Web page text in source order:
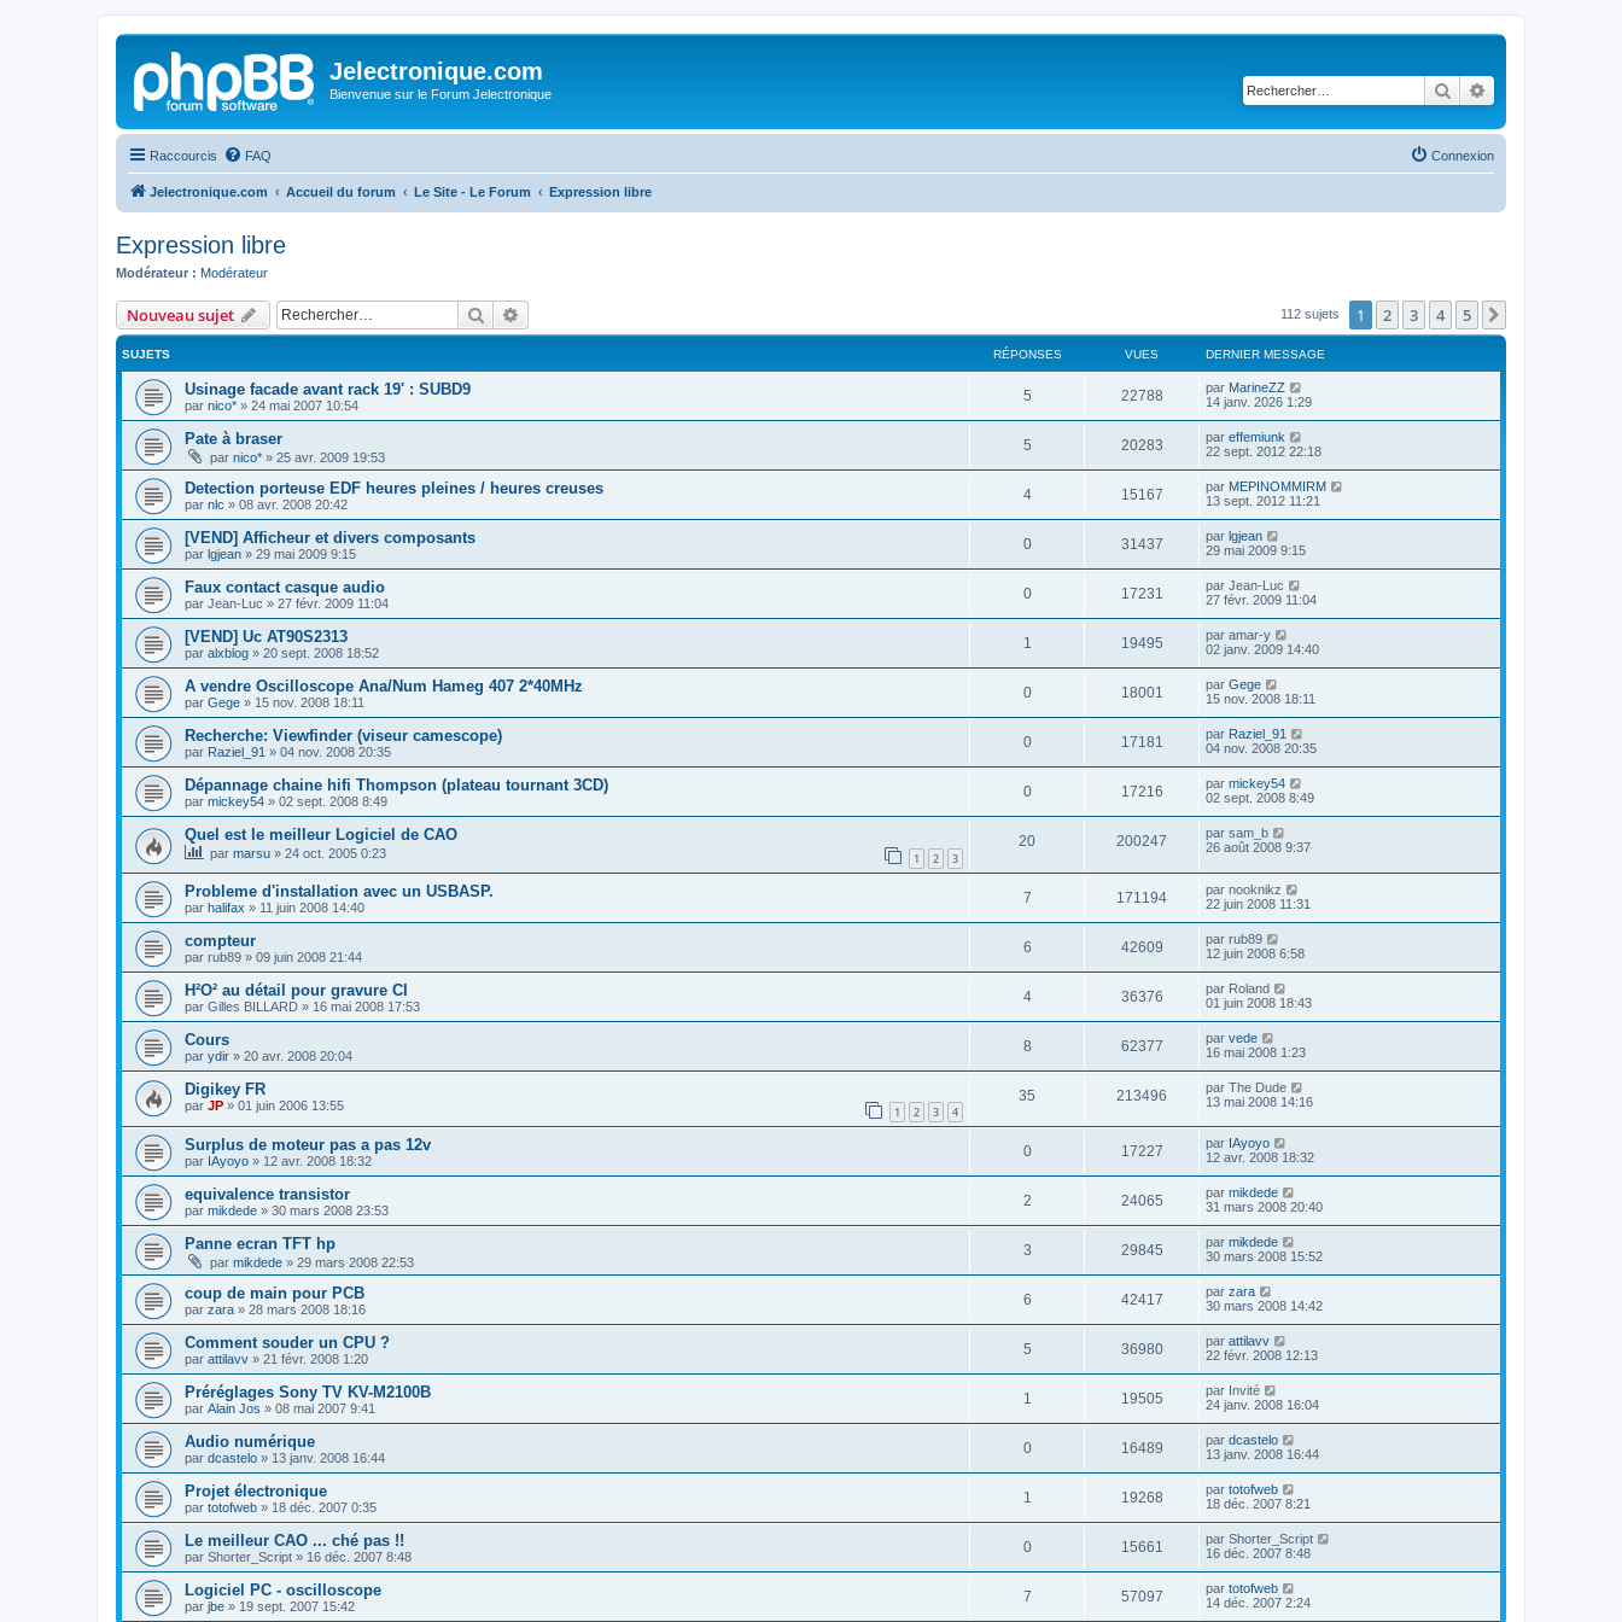
Jelectronique.com
Bienvenue sur le Forum Jelectronique Rechercher
Raccourcis FAQ Connexion
Jelectronique.com Accueil du forum Le Site - Le Forum Expression libre
Expression libre
Modérateur : Modérateur
Nouveau sujet Rechercher 112 sujets 1 2 3 4 5
SUJETS RÉPONSES VUES DERNIER MESSAGE
Usinage facade avant rack 19' : SUBD9
par nico* » 24 mai 2007 10:54
5 22788 par MarineZZ
14 janv. 2026 1:29
Pate à braser
par nico* » 25 avr. 2009 19:53
5 20283 par effemiunk
22 sept. 2012 22:18
Detection porteuse EDF heures pleines / heures creuses
par nlc » 08 avr. 2008 20:42
4 15167 par MEPINOMMIRM
13 sept. 2012 11:21
[VEND] Afficheur et divers composants
par lgjean » 29 mai 2009 9:15
0 31437 par lgjean
29 mai 2009 9:15
Faux contact casque audio
par Jean-Luc » 27 févr. 2009 11:04
0 17231 par Jean-Luc
27 févr. 2009 11:04
[VEND] Uc AT90S2313
par alxblog » 20 sept. 2008 18:52
1 19495 par amar-y
02 janv. 2009 14:40
A vendre Oscilloscope Ana/Num Hameg 407 2*40MHz
par Gege » 15 nov. 2008 18:11
0 18001 par Gege
15 nov. 2008 18:11
Recherche: Viewfinder (viseur camescope)
par Raziel_91 » 04 nov. 2008 20:35
0 17181 par Raziel_91
04 nov. 2008 20:35
Dépannage chaine hifi Thompson (plateau tournant 3CD)
par mickey54 » 02 sept. 2008 8:49
0 17216 par mickey54
02 sept. 2008 8:49
Quel est le meilleur Logiciel de CAO
par marsu » 24 oct. 2005 0:23 1 2 3
20 200247 par sam_b
26 août 2008 9:37
Probleme d'installation avec un USBASP.
par halifax » 11 juin 2008 14:40
7 171194 par nooknikz
22 juin 2008 11:31
compteur
par rub89 » 09 juin 2008 21:44
6 42609 par rub89
12 juin 2008 6:58
H²O² au détail pour gravure CI
par Gilles BILLARD » 16 mai 2008 17:53
4 36376 par Roland
01 juin 2008 18:43
Cours
par ydir » 20 avr. 2008 20:04
8 62377 par vede
16 mai 2008 1:23
Digikey FR
par JP » 01 juin 2006 13:55 1 2 3 4
35 213496 par The Dude
13 mai 2008 14:16
Surplus de moteur pas a pas 12v
par IAyoyo » 12 avr. 2008 18:32
0 17227 par IAyoyo
12 avr. 2008 18:32
equivalence transistor
par mikdede » 30 mars 2008 23:53
2 24065 par mikdede
31 mars 2008 20:40
Panne ecran TFT hp
par mikdede » 29 mars 2008 22:53
3 29845 par mikdede
30 mars 2008 15:52
coup de main pour PCB
par zara » 28 mars 2008 18:16
6 42417 par zara
30 mars 2008 14:42
Comment souder un CPU ?
par attilavv » 21 févr. 2008 1:20
5 36980 par attilavv
22 févr. 2008 12:13
Préréglages Sony TV KV-M2100B
par Alain Jos » 08 mai 2007 9:41
1 19505 par Invité
24 janv. 2008 16:04
Audio numérique
par dcastelo » 13 janv. 2008 16:44
0 16489 par dcastelo
13 janv. 2008 16:44
Projet électronique
par totofweb » 18 déc. 2007 0:35
1 19268 par totofweb
18 déc. 2007 8:21
Le meilleur CAO ... ché pas !!
par Shorter_Script » 16 déc. 2007 8:48
0 15661 par Shorter_Script
16 déc. 2007 8:48
Logiciel PC - oscilloscope
par jbe » 19 sept. 2007 15:42
7 57097 par totofweb
14 déc. 2007 2:24